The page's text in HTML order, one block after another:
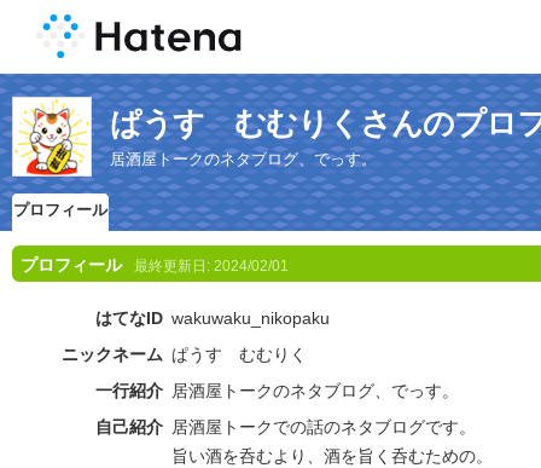
ぱうす むむりくさんのプロ
居酒屋トークのネタブログ、でっす。
プロフィール
プロフィール 最終更新日: 2024/02/01
はてなID wakuwaku_nikopaku
ニックネーム ぱうす むむりく
一行紹介 居酒屋トークのネタブログ、でっす。
自己紹介 居酒屋トークでの話のネタブログです。
旨い酒を呑むより、酒を旨く呑むための。